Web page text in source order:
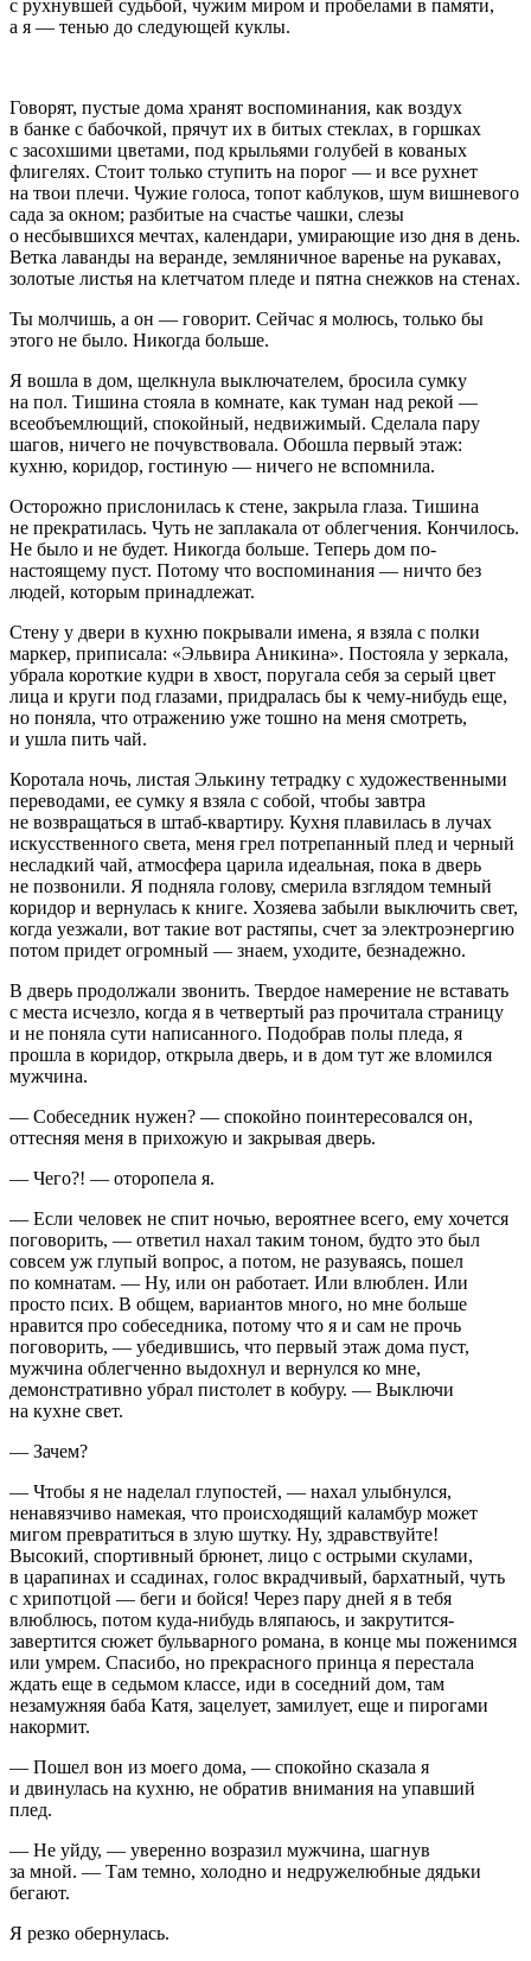
с рухнувшей судьбой, чужим миром и пробелами в памяти,
а я — тенью до следующей куклы.
Говорят, пустые дома хранят воспоминания, как воздух
в банке с бабочкой, прячут их в битых стеклах, в горшках
с засохшими цветами, под крыльями голубей в кованых
флигелях. Стоит только ступить на порог — и все рухнет
на твои плечи. Чужие голоса, топот каблуков, шум вишневого
сада за окном; разбитые на счастье чашки, слезы
о несбывшихся мечтах, календари, умирающие изо дня в день.
Ветка лаванды на веранде, земляничное варенье на рукавах,
золотые листья на клетчатом пледе и пятна снежков на стенах.
Ты молчишь, а он — говорит. Сейчас я молюсь, только бы
этого не было. Никогда больше.
Я вошла в дом, щелкнула выключателем, бросила сумку
на пол. Тишина стояла в комнате, как туман над рекой —
всеобъемлющий, спокойный, недвижимый. Сделала пару
шагов, ничего не почувствовала. Обошла первый этаж:
кухню, коридор, гостиную — ничего не вспомнила.
Осторожно прислонилась к стене, закрыла глаза. Тишина
не прекратилась. Чуть не заплакала от облегчения. Кончилось.
Не было и не будет. Никогда больше. Теперь дом по-
настоящему пуст. Потому что воспоминания — ничто без
людей, которым принадлежат.
Стену у двери в кухню покрывали имена, я взяла с полки
маркер, приписала: «Эльвира Аникина». Постояла у зеркала,
убрала короткие кудри в хвост, поругала себя за серый цвет
лица и круги под глазами, придралась бы к чему-нибудь еще,
но поняла, что отражению уже тошно на меня смотреть,
и ушла пить чай.
Коротала ночь, листая Элькину тетрадку с художественными
переводами, ее сумку я взяла с собой, чтобы завтра
не возвращаться в штаб-квартиру. Кухня плавилась в лучах
искусственного света, меня грел потрепанный плед и черный
несладкий чай, атмосфера царила идеальная, пока в дверь
не позвонили. Я подняла голову, смерила взглядом темный
коридор и вернулась к книге. Хозяева забыли выключить свет,
когда уезжали, вот такие вот растяпы, счет за электроэнергию
потом придет огромный — знаем, уходите, безнадежно.
В дверь продолжали звонить. Твердое намерение не вставать
с места исчезло, когда я в четвертый раз прочитала страницу
и не поняла сути написанного. Подобрав полы пледа, я
прошла в коридор, открыла дверь, и в дом тут же вломился
мужчина.
— Собеседник нужен? — спокойно поинтересовался он,
оттесняя меня в прихожую и закрывая дверь.
— Чего?! — оторопела я.
— Если человек не спит ночью, вероятнее всего, ему хочется
поговорить, — ответил нахал таким тоном, будто это был
совсем уж глупый вопрос, а потом, не разуваясь, пошел
по комнатам. — Ну, или он работает. Или влюблен. Или
просто псих. В общем, вариантов много, но мне больше
нравится про собеседника, потому что я и сам не прочь
поговорить, — убедившись, что первый этаж дома пуст,
мужчина облегченно выдохнул и вернулся ко мне,
демонстративно убрал пистолет в кобуру. — Выключи
на кухне свет.
— Зачем?
— Чтобы я не наделал глупостей, — нахал улыбнулся,
ненавязчиво намекая, что происходящий каламбур может
мигом превратиться в злую шутку. Ну, здравствуйте!
Высокий, спортивный брюнет, лицо с острыми скулами,
в царапинах и ссадинах, голос вкрадчивый, бархатный, чуть
с хрипотцой — беги и бойся! Через пару дней я в тебя
влюблюсь, потом куда-нибудь вляпаюсь, и закрутится-
завертится сюжет бульварного романа, в конце мы поженимся
или умрем. Спасибо, но прекрасного принца я перестала
ждать еще в седьмом классе, иди в соседний дом, там
незамужняя баба Катя, зацелует, замилует, еще и пирогами
накормит.
— Пошел вон из моего дома, — спокойно сказала я
и двинулась на кухню, не обратив внимания на упавший
плед.
— Не уйду, — уверенно возразил мужчина, шагнув
за мной. — Там темно, холодно и недружелюбные дядьки
бегают.
Я резко обернулась.